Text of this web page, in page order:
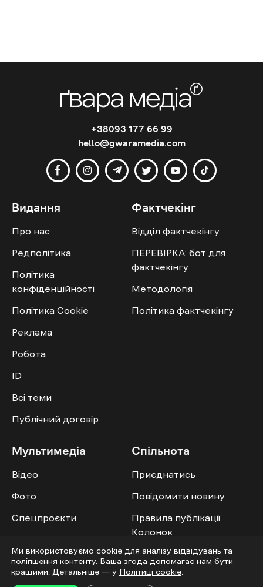
+38093 177 66 99
hello@gwaramedia.com
Видання
Про нас
Редполітика
Політика
конфіденційності
Політика Cookie
Реклама
Робота
ID
Всі теми
Публічний договір
Фактчекінг
Відділ фактчекінгу
ПЕРЕВІРКА: бот для
фактчекінгу
Методологія
Політика фактчекінгу
Мультимедіа
Відео
Фото
Спецпроєкти
Спільнота
Приєднатись
Повідомити новину
Правила публікації
Колонок
Ми використовуємо cookie для аналізу відвідувань та
поліпшення контенту. Ваша згода допомагає нам бути
кращими. Детальніше — у Політиці cookie